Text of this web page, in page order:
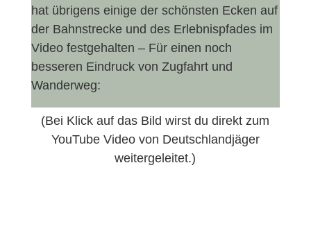
hat übrigens einige der schönsten Ecken auf
der Bahnstrecke und des Erlebnispfades im
Video festgehalten – Für einen noch
besseren Eindruck von Zugfahrt und
Wanderweg:
(Bei Klick auf das Bild wirst du direkt zum
YouTube Video von Deutschlandjäger
weitergeleitet.)